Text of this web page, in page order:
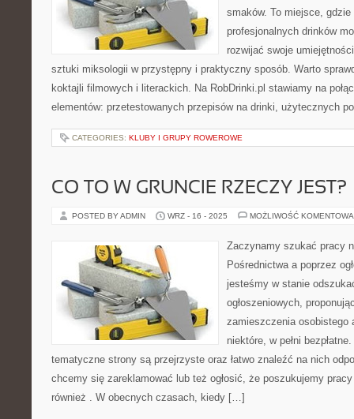
smaków. To miejsce,
profesjonalnych drinków
rozwijać swoje
sztuki miksologii w przystępny i praktyczny sposób. Warto
koktajli filmowych i literackich. Na RobDrinki.pl stawiamy na
elementów: przetestowanych przepisów na drinki, użytecznych
CATEGORIES: KLUBY I GRUPY ROWEROWE
CO TO W GRUNCIE RZECZY JEST?
POSTED BY ADMIN WRZ - 16 - 2025 MOŻLIWOŚĆ
Zaczynamy szukać pracy
Pośrednictwa a poprzez
jesteśmy w stanie
ogłoszeniowych,
zamieszczenia osobistego
niektóre, w pełni
tematyczne strony są przejrzyste oraz łatwo znaleźć na nich
chcemy się zareklamować lub też ogłosić, że poszukujemy
również . W obecnych czasach, kiedy […]